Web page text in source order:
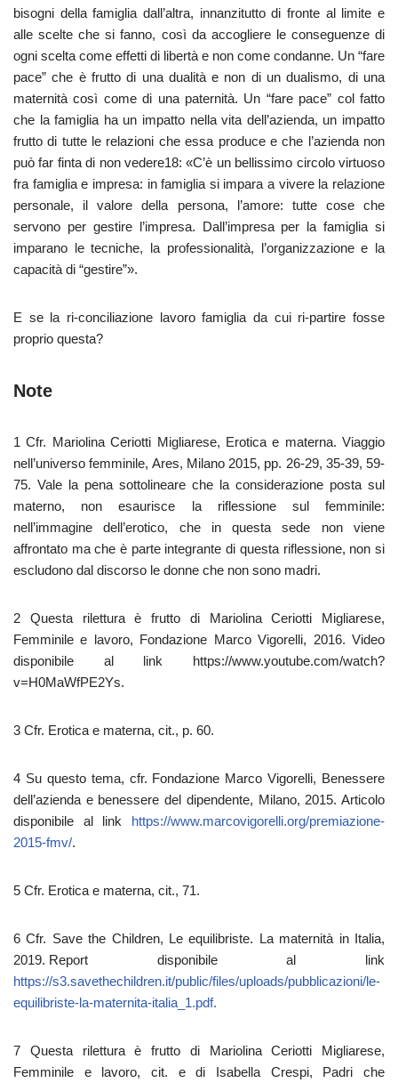
bisogni della famiglia dall’altra, innanzitutto di fronte al limite e
alle scelte che si fanno, così da accogliere le conseguenze di
ogni scelta come effetti di libertà e non come condanne. Un “fare
pace” che è frutto di una dualità e non di un dualismo, di una
maternità così come di una paternità. Un “fare pace” col fatto
che la famiglia ha un impatto nella vita dell’azienda, un impatto
frutto di tutte le relazioni che essa produce e che l’azienda non
può far finta di non vedere18: «C’è un bellissimo circolo virtuoso
fra famiglia e impresa: in famiglia si impara a vivere la relazione
personale, il valore della persona, l’amore: tutte cose che
servono per gestire l’impresa. Dall’impresa per la famiglia si
imparano le tecniche, la professionalità, l’organizzazione e la
capacità di “gestire”».
E se la ri-conciliazione lavoro famiglia da cui ri-partire fosse
proprio questa?
Note
1 Cfr. Mariolina Ceriotti Migliarese, Erotica e materna. Viaggio
nell’universo femminile, Ares, Milano 2015, pp. 26-29, 35-39, 59-
75. Vale la pena sottolineare che la considerazione posta sul
materno, non esaurisce la riflessione sul femminile:
nell’immagine dell’erotico, che in questa sede non viene
affrontato ma che è parte integrante di questa riflessione, non si
escludono dal discorso le donne che non sono madri.
2 Questa rilettura è frutto di Mariolina Ceriotti Migliarese,
Femminile e lavoro, Fondazione Marco Vigorelli, 2016. Video
disponibile al link https://www.youtube.com/watch?
v=H0MaWfPE2Ys.
3 Cfr. Erotica e materna, cit., p. 60.
4 Su questo tema, cfr. Fondazione Marco Vigorelli, Benessere
dell’azienda e benessere del dipendente, Milano, 2015. Articolo
disponibile al link https://www.marcovigorelli.org/premiazione-
2015-fmv/.
5 Cfr. Erotica e materna, cit., 71.
6 Cfr. Save the Children, Le equilibriste. La maternità in Italia,
2019. Report disponibile al link
https://s3.savethechildren.it/public/files/uploads/pubblicazioni/le-
equilibriste-la-maternita-italia_1.pdf.
7 Questa rilettura è frutto di Mariolina Ceriotti Migliarese,
Femminile e lavoro, cit. e di Isabella Crespi, Padri che